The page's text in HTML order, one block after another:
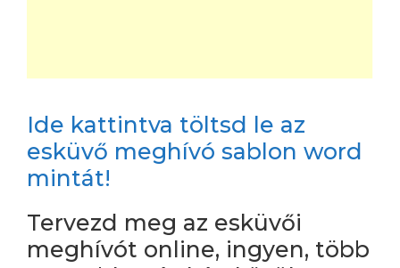
Ide kattintva töltsd le az
esküvő meghívó sablon word
mintát!
Tervezd meg az esküvői
meghívót online, ingyen, több